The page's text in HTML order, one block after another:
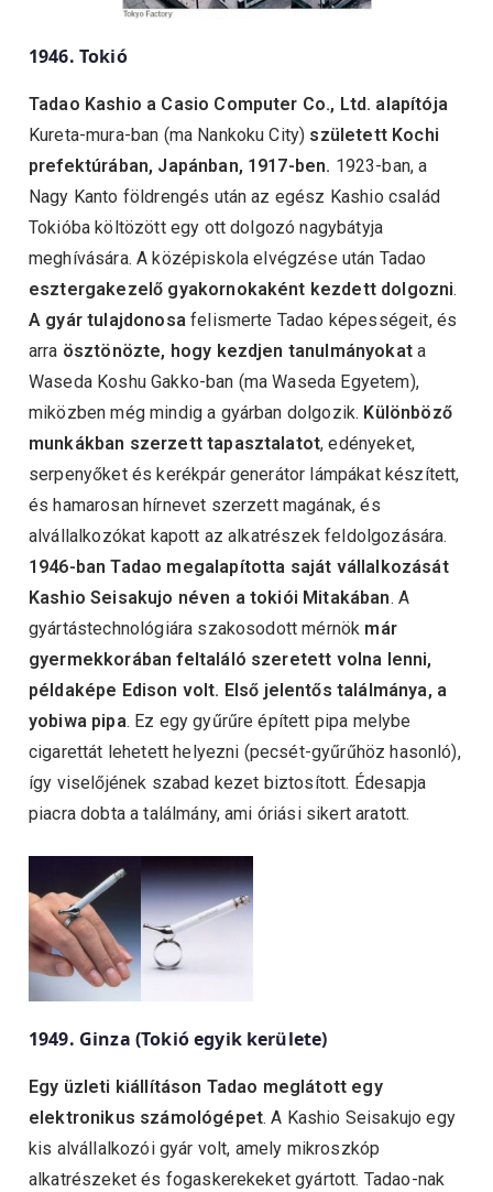
1946. Tokió
Tadao Kashio a Casio Computer Co., Ltd. alapítója
Kureta-mura-ban (ma Nankoku City) született Kochi
prefektúrában, Japánban, 1917-ben. 1923-ban, a
Nagy Kanto földrengés után az egész Kashio család
Tokióba költözött egy ott dolgozó nagybátyja
meghívására. A középiskola elvégzése után Tadao
esztergakezelő gyakornokaként kezdett dolgozni.
A gyár tulajdonosa felismerte Tadao képességeit, és
arra ösztönözte, hogy kezdjen tanulmányokata
Waseda Koshu Gakko-ban (ma Waseda Egyetem),
miközben még mindig a gyárban dolgozik. Különböző
munkákban szerzett tapasztalatot, edényeket,
serpenyőket és kerékpár generátor lámpákat készített,
és hamarosan hírnevet szerzett magának, és
alvállalkozókat kapott az alkatrészek feldolgozására.
1946-ban Tadao megalapította saját vállalkozását
Kashio Seisakujo néven a tokiói Mitakában. A
gyártástechnológiára szakosodott mérnök már
gyermekkorában feltaláló szeretett volna lenni,
példaképe Edison volt. Első jelentős találmánya, a
yobiwa pipa. Ez egy gyűrűre épített pipa melybe
cigarettát lehetett helyezni (pecsét-gyűrűhöz hasonló),
így viselőjének szabad kezet biztosított. Édesapja
piacra dobta a találmány, ami óriási sikert aratott.
1949. Ginza (Tokió egyik kerülete)
Egy üzleti kiállításon Tadao meglátott egy
elektronikus számológépet. A Kashio Seisakujo egy
kis alvállalkozói gyár volt, amely mikroszkóp
alkatrészeket és fogaskerekeket gyártott. Tadao-nak